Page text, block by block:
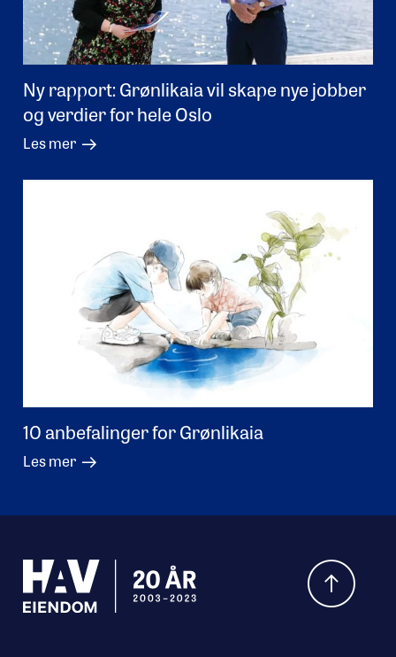
Ny rapport: Grønlikaia vil skape nye jobber
og verdier for hele Oslo
Les mer
10 anbefalinger for Grønlikaia
Les mer
Hva leter du etter?